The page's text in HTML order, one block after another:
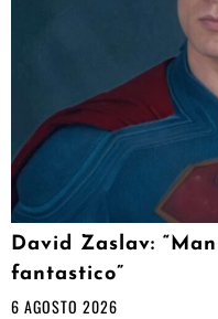
David Zaslav:
fantastico”
6 AGOSTO 2026